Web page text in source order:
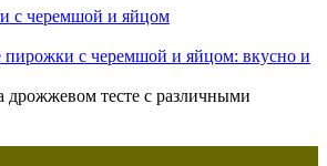
с черемшой и яйцом: вкусно и
тесте с различными